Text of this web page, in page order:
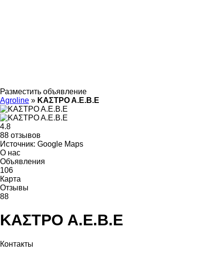
Разместить объявление
Agroline » ΚΑΣΤΡΟ Α.Ε.Β.Ε
4.8
88 отзывов
Источник: Google Maps
О нас
Объявления
106
Карта
Отзывы
88
ΚΑΣΤΡΟ Α.Ε.Β.Ε
Контакты